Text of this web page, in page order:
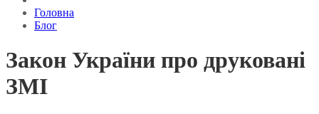
Головна
Блог
Закон України про друковані
ЗМІ